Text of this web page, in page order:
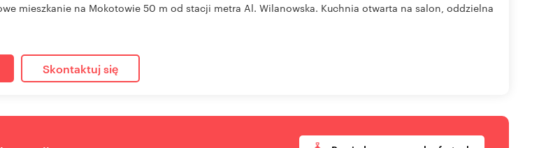
mieszkanie na Mokotowie 50 m od stacji metra Al. Wilanowska. Kuchnia otwarta na salon, oddzielna
Skontaktuj się